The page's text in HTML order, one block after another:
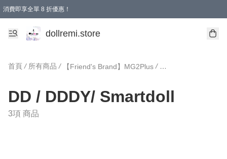
消費即享全單 8 折優惠！
購物滿 HKD 1500.00即享免運費優惠！（適用於 本地送貨、本地取貨、國際送貨 )
dollremi.store
首頁 / 所有商品 / 【Friend's Brand】MG2Plus / DD / DDDY/
DD / DDDY/ Smartdoll
3項 商品